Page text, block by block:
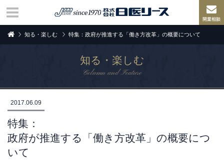
知る・楽しむ 特集：政府が推進する「働き方改革」の概要について
知る・楽しむ
Column and Feature
2017.06.09
特集：
政府が推進する「働き方改革」の概要につ
いて